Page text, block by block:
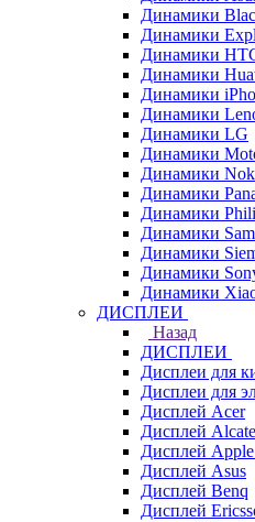
Динамики
Динамики
Динамики
Динамики
Динамики
Динамики
Динамики LG
Динамики
Динамики
Динамики
Динамики
Динамики
Динамики
Динамики
Динамики
ДИСПЛЕИ
Назад
ДИСПЛЕИ
Дисплеи для
Дисплеи для
Дисплей Acer
Дисплей
Дисплей Apple
Дисплей Asus
Дисплей Benq
Дисплей